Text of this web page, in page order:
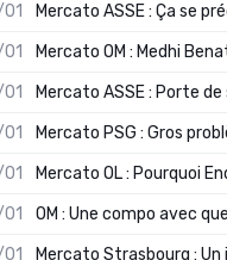
Mercato ASSE : Ça se
Mercato OM : Medhi
Mercato ASSE : Porte
Mercato PSG : Gros
Mercato OL : Pourquoi
OM : Une compo avec
Mercato Strasbourg : Un